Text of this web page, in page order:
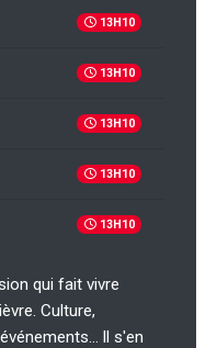
13H10
13H10
13H10
13H10
13H10
qui fait vivre
Culture,
ll s'en